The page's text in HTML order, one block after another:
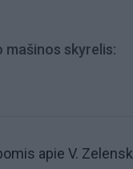
mašinos skyrelis:
apie V.